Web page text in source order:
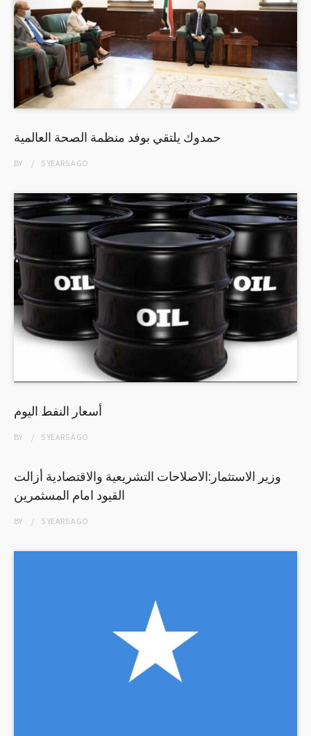
حمدوك يلتقي بوفد منظمة الصحة العالمية
BY 5 YEARSAGO
أسعار النفط اليوم
BY 5 YEARSAGO
وزير الاستثمار:الاصلاحات التشريعية والاقتصادية أزالت
القيود امام المسثمرين
BY 5 YEARSAGO